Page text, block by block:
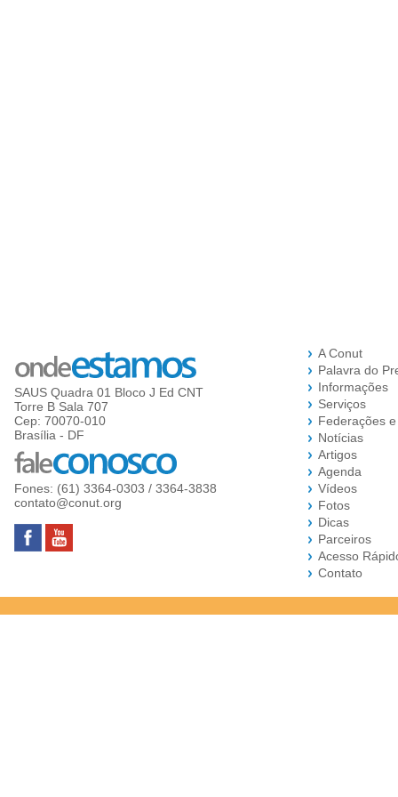
SAUS Quadra 01 Bloco J Ed CNT
Torre B Sala 707
Cep: 70070-010
Brasília - DF
Fones: (61) 3364-0303 / 3364-3838
contato@conut.org
A Conut
Palavra do
Informações
Serviços
Federações
Notícias
Artigos
Agenda
Vídeos
Fotos
Dicas
Parceiros
Acesso
Contato